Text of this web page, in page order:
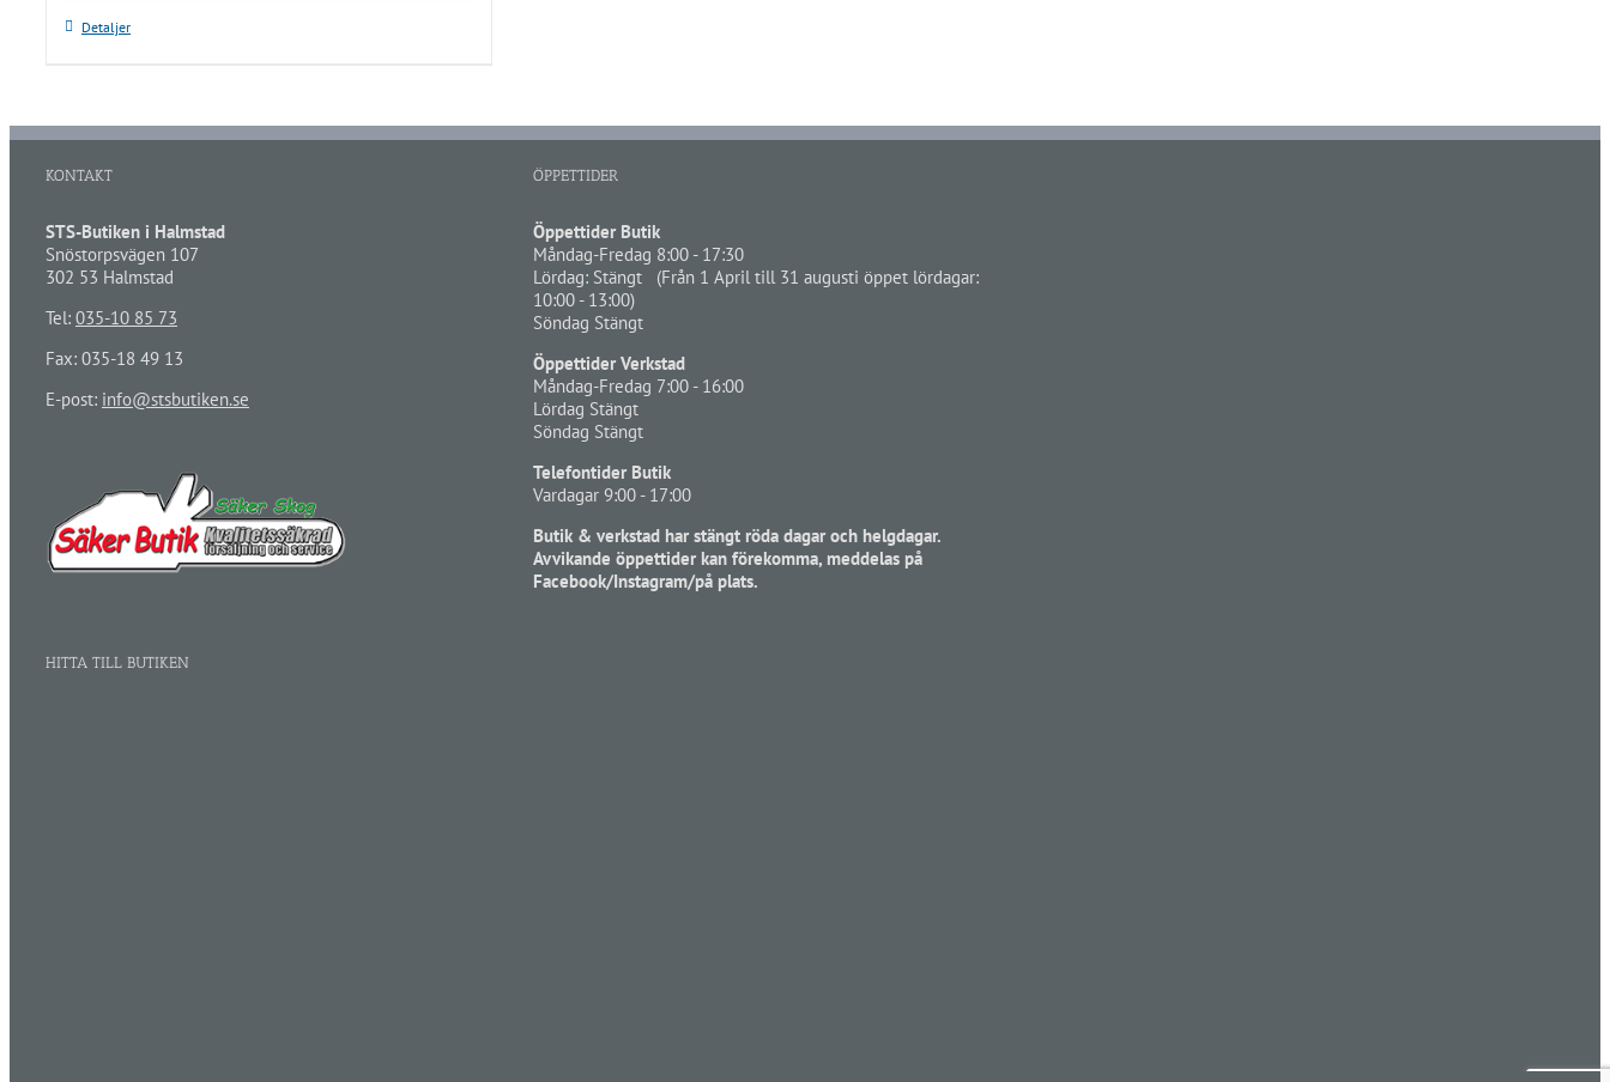
Detaljer
KONTAKT
STS-Butiken i Halmstad
Snöstorpsvägen 107
302 53 Halmstad
Tel: 035-10 85 73
Fax: 035-18 49 13
E-post: info@stsbutiken.se
ÖPPETTIDER
Öppettider Butik
Måndag-Fredag 8:00 - 17:30
Lördag: Stängt (Från 1 April till 31 augusti öppet lördagar:
10:00 - 13:00)
Söndag Stängt
Öppettider Verkstad
Måndag-Fredag 7:00 - 16:00
Lördag Stängt
Söndag Stängt
Telefontider Butik
Vardagar 9:00 - 17:00
Butik & verkstad har stängt röda dagar och helgdagar.
Avvikande öppettider kan förekomma, meddelas på
Facebook/Instagram/på plats.
HITTA TILL BUTIKEN